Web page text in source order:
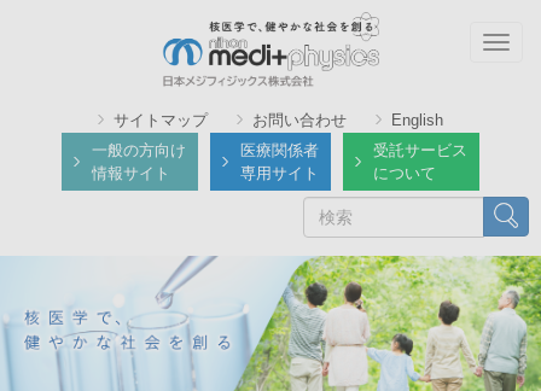
サイトマップ お問い合わせ
English
一般の方向け
情報サイト
医療関係者
専用サイト
受託サービス
について
検索